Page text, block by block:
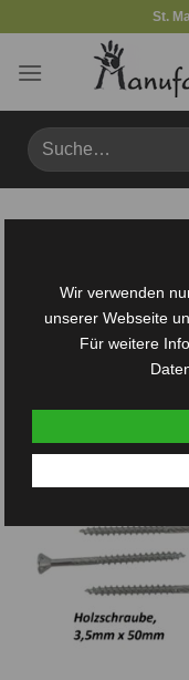
springen
St.
Suche
nach:
Wir verwenden
unserer Webseite
Für weitere